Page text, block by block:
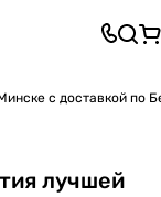
с доставкой по
лучшей